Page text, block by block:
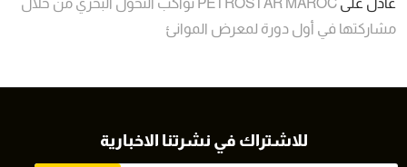
مشاركتها في أول دورة لمعرض الموانئ
للاشتراك في نشرتنا الاخبارية